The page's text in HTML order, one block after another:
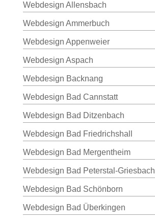
Webdesign Allensbach
Webdesign Ammerbuch
Webdesign Appenweier
Webdesign Aspach
Webdesign Backnang
Webdesign Bad Cannstatt
Webdesign Bad Ditzenbach
Webdesign Bad Friedrichshall
Webdesign Bad Mergentheim
Webdesign Bad Peterstal-Griesbach
Webdesign Bad Schönborn
Webdesign Bad Überkingen